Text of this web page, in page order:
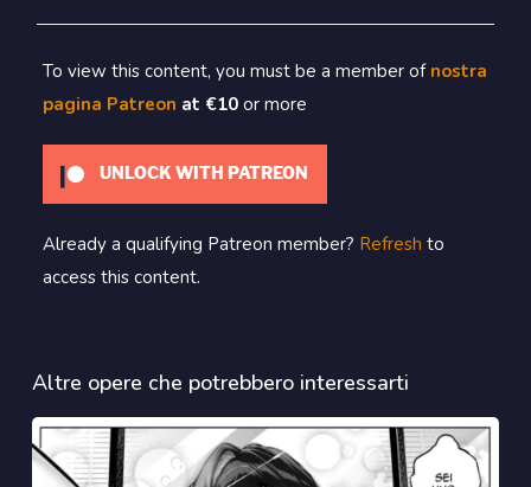
To view this content, you must be a member of nostra
pagina Patreon at €10 or more
UNLOCK WITH PATREON
Already a qualifying Patreon member? Refresh to
access this content.
Altre opere che potrebbero interessarti